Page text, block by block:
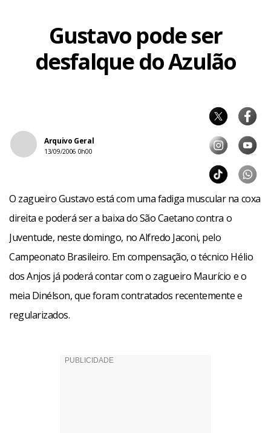
Gustavo pode ser
desfalque do Azulão
Arquivo Geral
13/09/2006 0h00
O zagueiro Gustavo está com uma fadiga muscular na coxa
direita e poderá ser a baixa do São Caetano contra o
Juventude, neste domingo, no Alfredo Jaconi, pelo
Campeonato Brasileiro. Em compensação, o técnico Hélio
dos Anjos já poderá contar com o zagueiro Maurício e o
meia Dinélson, que foram contratados recentemente e
regularizados.